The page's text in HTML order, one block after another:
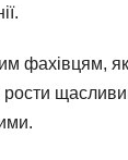
фахівцям,
рости